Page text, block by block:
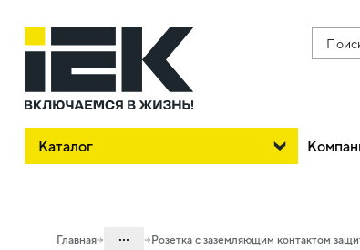
Каталог
Главная ... Розетка с заземляющим контактом